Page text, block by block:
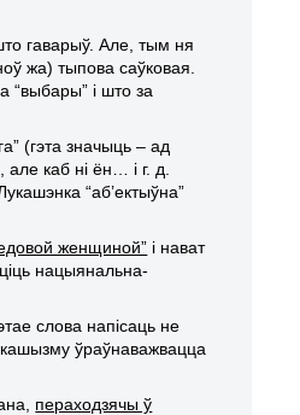
гаварыў. Але, тым ня
жа) тыпова саўковая.
“выбары” і што за
(гэта значыць – ад
каб ні ён… і г. д.
“аб’ектыўна”
женщиной” і нават
нацыянальна-
слова напісаць не
ўраўнаважвацца
пераходзячы ў